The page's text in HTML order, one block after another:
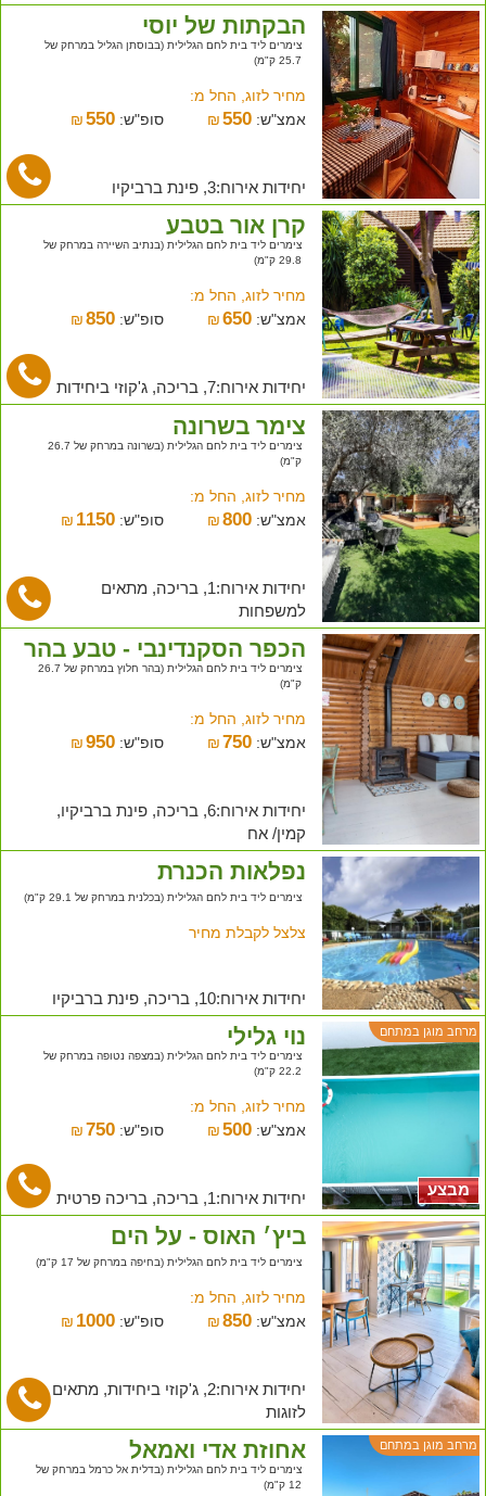
הבקתות של יוסי
צימרים ליד בית לחם הגלילית (בבוסתן הגליל במרחק של
25.7 ק"מ)
מחיר לזוג, החל מ:
אמצ"ש:
₪550 סופ"ש: ₪ 550
יחידות אירוח:3, פינת ברביקיו
קרן אור בטבע
צימרים ליד בית לחם הגלילית (בנתיב השיירה במרחק של
29.8 ק"מ)
מחיר לזוג, החל מ:
אמצ"ש:
₪650 סופ"ש: ₪ 850
יחידות אירוח:7, בריכה, ג'קוזי ביחידות
צימר בשרונה
צימרים ליד בית לחם הגלילית (בשרונה במרחק של 26.7
ק"מ)
מחיר לזוג, החל מ:
אמצ"ש:
₪800 סופ"ש: ₪ 1150
יחידות אירוח:1, בריכה, מתאים
למשפחות
הכפר הסקנדינבי - טבע בהר
צימרים ליד בית לחם הגלילית (בהר חלוץ במרחק של 26.7
ק"מ)
מחיר לזוג, החל מ:
אמצ"ש:
₪750 סופ"ש: ₪ 950
יחידות אירוח:6, בריכה, פינת ברביקיו,
קמין/ אח
נפלאות הכנרת
צימרים ליד בית לחם הגלילית (בכלנית במרחק של 29.1 ק"מ)
צלצל לקבלת מחיר
יחידות אירוח:10, בריכה, פינת ברביקיו
מבצע
מרחב מוגן במתחם נוי גלילי
צימרים ליד בית לחם הגלילית (במצפה נטופה במרחק של
22.2 ק"מ)
מחיר לזוג, החל מ:
אמצ"ש:
₪500 סופ"ש: ₪ 750
יחידות אירוח:1, בריכה, בריכה פרטית
ביץ׳ האוס - על הים
צימרים ליד בית לחם הגלילית (בחיפה במרחק של 17 ק"מ)
מחיר לזוג, החל מ:
אמצ"ש:
₪850 סופ"ש: ₪ 1000
יחידות אירוח:2, ג'קוזי ביחידות, מתאים
לזוגות
מרחב מוגן במתחם אחוזת אדי ואמאל
צימרים ליד בית לחם הגלילית (בדלית אל כרמל במרחק של
12 ק"מ)